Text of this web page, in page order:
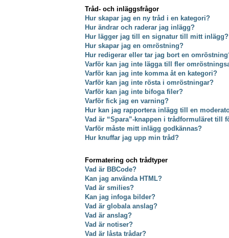
Tråd- och inläggsfrågor
Hur skapar jag en ny tråd i en kategori?
Hur ändrar och raderar jag inlägg?
Hur lägger jag till en signatur till mitt inlägg?
Hur skapar jag en omröstning?
Hur redigerar eller tar jag bort en
Varför kan jag inte lägga till fler
Varför kan jag inte komma åt en kategori?
Varför kan jag inte rösta i omröstningar?
Varför kan jag inte bifoga filer?
Varför fick jag en varning?
Hur kan jag rapportera inlägg till en
Vad är “Spara”-knappen i trådformuläret till
Varför måste mitt inlägg godkännas?
Hur knuffar jag upp min tråd?
Formatering och trådtyper
Vad är BBCode?
Kan jag använda HTML?
Vad är smilies?
Kan jag infoga bilder?
Vad är globala anslag?
Vad är anslag?
Vad är notiser?
Vad är låsta trådar?